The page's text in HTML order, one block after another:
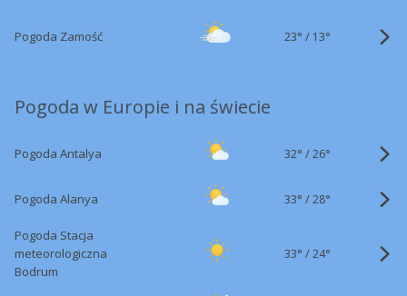
Pogoda Zamość 23° / 13°
Pogoda w Europie i na świecie
Pogoda Antalya 32° /26°
Pogoda Alanya 33° /28°
Pogoda Stacja
meteorologiczna
Bodrum
33° /24°